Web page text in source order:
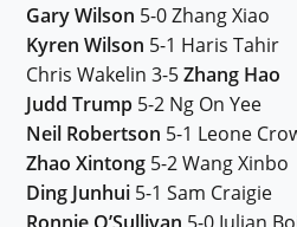
Gary Wilson 5-0 Zhang Xiao
Kyren Wilson 5-1 Haris Tahir
Chris Wakelin 3-5Zhang Hao
Judd Trump 5-2 Ng On Yee
Neil Robertson 5-1 Leone
Zhao Xintong 5-2 Wang Xinbo
Ding Junhui 5-1 Sam Craigie